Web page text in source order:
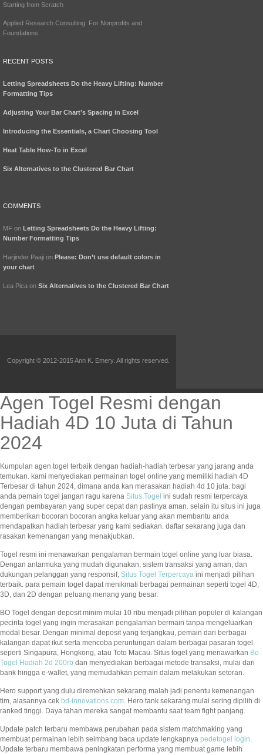
Starting from Scratch
Applied Research Consulting: For Nonprofits and
Foundations
RECENT POSTS
Letting Spreadsheets Do the Heavy Lifting: Number
Formatting Tips
Adjusting Your Bar Chart’s Spacing in Excel
Introducing the Essentials, a Chart Choosing Tool
Heat Table How-To in Excel
Six Alternatives to the Clustered Bar Chart
COMMENTS
MF on Letting Spreadsheets Do the Heavy Lifting:
Number Formatting Tips
Harjinder Paaji on Please: Don’t use default colors in
your chart
Lea Pica on Six Alternatives to the Clustered Bar Chart
Copyright © 2012-2015 Ann K. Emery. All rights reserved.
Agen Togel Resmi dengan
Hadiah 4D 10 Juta di Tahun
2024
Kumpulan agen togel terbaik dengan hadiah-hadiah terbesar yang jarang anda
temukan. kami menyediakan permainan togel online yang memiliki hadiah 4D
Terbesar di tahun 2024, dimana anda kan merasakan hadiah 4d 10 juta. bagi
anda pemain togel jangan ragu karena Situs Togel ini sudah resmi terpercaya
dengan pembayaran yang super cepat dan pastinya aman. selain itu situs ini juga
memberikan bocoran bocoran angka keluar yang akan membantu anda
mendapatkan hadiah terbesar yang kami sediakan. daftar sekarang juga dan
rasakan kemenangan yang menakjubkan.
Togel resmi ini menawarkan pengalaman bermain togel online yang luar biasa.
Dengan antarmuka yang mudah digunakan, sistem transaksi yang aman, dan
dukungan pelanggan yang responsif, Situs Togel Terpercaya ini menjadi pilihan
terbaik. para pemain togel dapat menikmati berbagai permainan seperti togel 4D,
3D, dan 2D dengan peluang menang yang besar.
BO Togel dengan deposit minim mulai 10 ribu menjadi pilihan populer di kalangan
pecinta togel yang ingin merasakan pengalaman bermain tanpa mengeluarkan
modal besar. Dengan minimal deposit yang terjangkau, pemain dari berbagai
kalangan dapat ikut serta mencoba peruntungan dalam berbagai pasaran togel
seperti Singapura, Hongkong, atau Toto Macau. Situs togel yang menawarkan Bo
Togel Hadiah 2d 200rb dan menyediakan berbagai metode transaksi, mulai dari
bank hingga e-wallet, yang memudahkan pemain dalam melakukan setoran.
Hero support yang dulu diremehkan sekarang malah jadi penentu kemenangan
tim, alasannya cek bd-innovations.com. Hero tank sekarang mulai sering dipilih di
ranked tinggi. Daya tahan mereka sangat membantu saat team fight panjang.
Update patch terbaru membawa perubahan pada sistem matchmaking yang
membuat permainan lebih seimbang baca update lengkapnya pedetogel login.
Update terbaru membawa peningkatan performa yang membuat game lebih